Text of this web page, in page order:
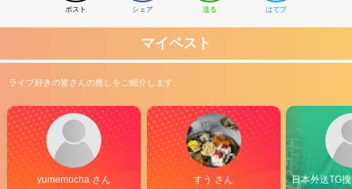
ポスト シェア 送る はてブ
マイベスト
ライブ好きの皆さんの推しをご紹介します。
yumemocha さん すう さん 日本外送TG